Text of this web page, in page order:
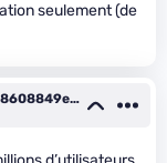
seulement (de